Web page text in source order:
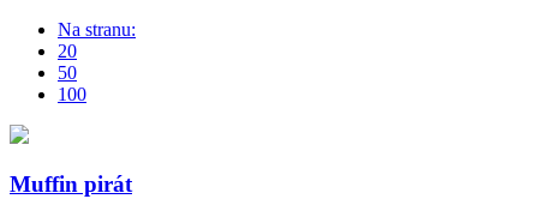
Na stranu:
20
50
100
Muffin pirát